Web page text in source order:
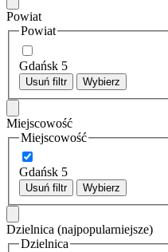
Powiat
Powiat
Gdańsk 5
Usuń filtr Wybierz
Miejscowość
Miejscowość
Gdańsk 5
Usuń filtr Wybierz
Dzielnica (najpopularniejsze)
Dzielnica